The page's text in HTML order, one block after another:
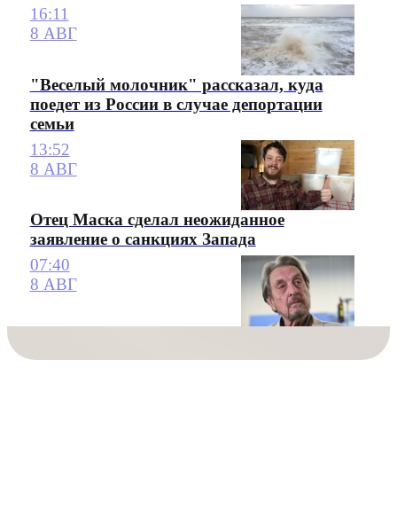
16:11
8 АВГ
"Веселый молочник" рассказал, куда
поедет из России в случае депортации
семьи
13:52
8 АВГ
Отец Маска сделал неожиданное
заявление о санкциях Запада
07:40
8 АВГ